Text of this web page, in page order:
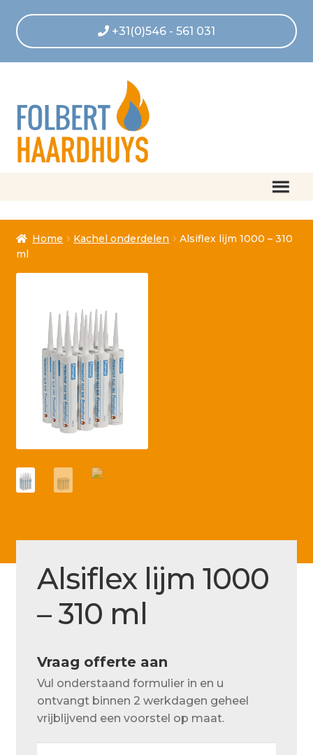
+31(0)546 - 561 031
Afrekenen
Algemene voorwaarden
Betaling voltooid
Contact
Disclaimer
Fout bij betaling
Installatieservice
Mijn account
Actueel
Ons team
Privacy
Retouren – Geschillen – Garantie
Home Kachel onderdelen
Alsiflex lijm 1000 – 310
ml
Alsiflex lijm 1000
– 310 ml
Vraag offerte aan
Vul onderstaand formulier in en u
ontvangt binnen 2 werkdagen geheel
vrijblijvend een voorstel op maat.